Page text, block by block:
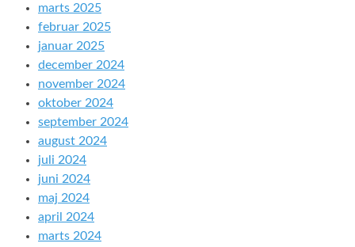
marts 2025
februar 2025
januar 2025
december 2024
november 2024
oktober 2024
september 2024
august 2024
juli 2024
juni 2024
maj 2024
april 2024
marts 2024